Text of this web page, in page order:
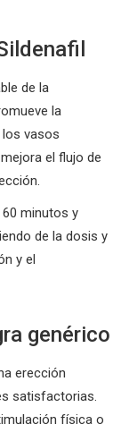
de la
la
vasos
el flujo de
minutos y
de la dosis y
y el
genérico
erección
satisfactorias.
física o